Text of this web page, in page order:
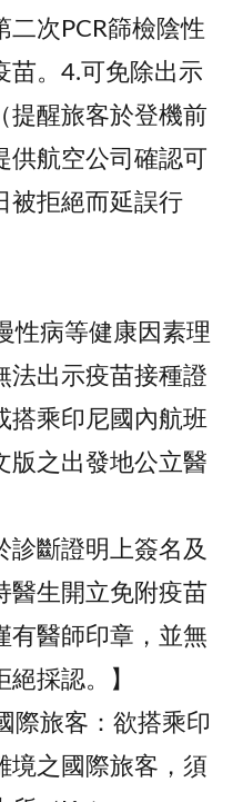
二次PCR篩檢陰性
苗。4.可免除出示
提醒旅客於登機前
航空公司確認可
被拒絕而延誤行
性病等健康因素理
法出示疫苗接種證
搭乘印尼國內航班
版之出發地公立醫
診斷證明上簽名及
醫生開立免附疫苗
有醫師印章，並無
採認。】
際旅客：欲搭乘印
境之國際旅客，須